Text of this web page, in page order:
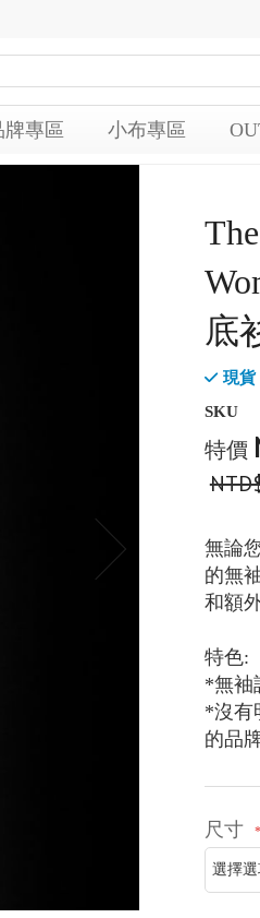
牌專區 小布專區
底
現貨
SKU
特價
無論
的無
和額
特色:
*無袖
*沒有
的品
尺寸